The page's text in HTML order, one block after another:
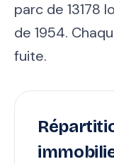
parc de 13178
de 1954.
fuite.